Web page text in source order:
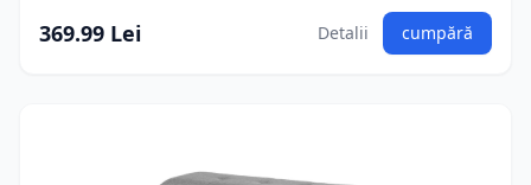
369.99 Lei Detalii cumpără